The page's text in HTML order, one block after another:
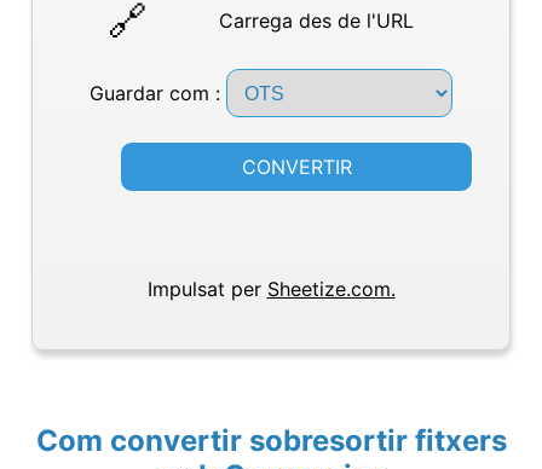
Carrega des de l'URL
Guardar com :
CONVERTIR
Impulsat per Sheetize.com.
Com convertir sobresortir fitxers